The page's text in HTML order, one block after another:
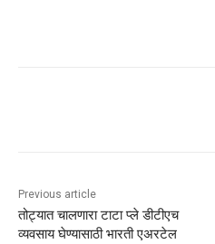
Previous article
तोट्यात चालणारा टाटा प्ले डीटीएच
व्यवसाय घेण्यासाठी भारती एअरटेल